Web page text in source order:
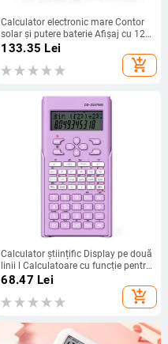
Calculator electronic mare Contor
solar și putere baterie Afișaj cu 12
cifre Buton mare multifuncțional
133.35 Lei
add_shopping_cart
Calculator științific Display pe două
linii l Calculatoare cu funcție pentru
studenți și portabile pentru școală
68.47 Lei
add_shopping_cart